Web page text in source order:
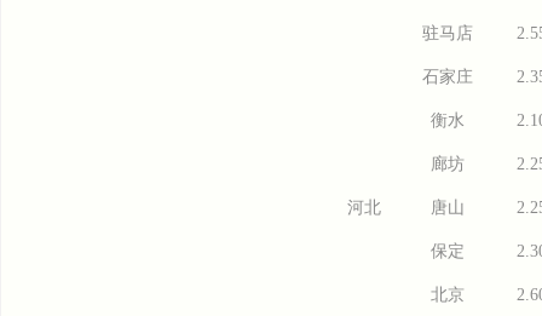
驻马店
河北
石家庄
衡水
廊坊
唐山
保定
北京